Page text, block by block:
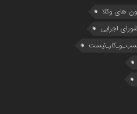
های وکلا
شورای اجرایی